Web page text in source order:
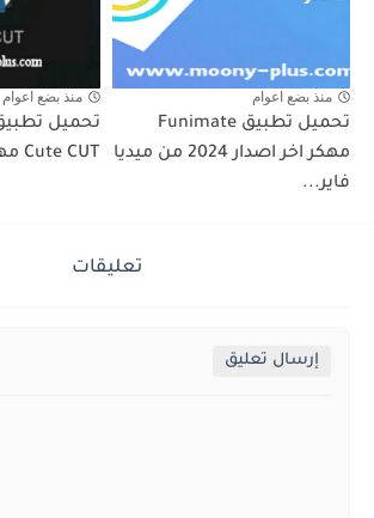
منذ بضع اعوام
تحميل تطبيق Funimate
مهكر اخر اصدار 2024 من ميديا
فاير...
منذ بضع اعوام
تحميل
Cute CUT مهكر APK أخر...
تعليقات
إرسال تعليق